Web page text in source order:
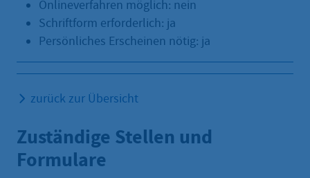
Onlineverfahren möglich: nein
Schriftform erforderlich: ja
Persönliches Erscheinen nötig: ja
zurück zur Übersicht
Zuständige Stellen und
Formulare